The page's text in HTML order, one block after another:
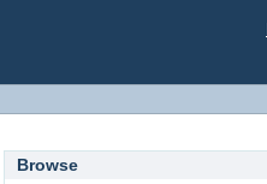
Browse